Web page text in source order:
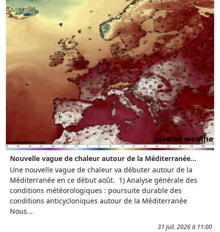
Nouvelle vague de chaleur autour de la Méditerranée...
Une nouvelle vague de chaleur va débuter autour de la
Méditerranée en ce début août. 1) Analyse générale des
conditions météorologiques : poursuite durable des
conditions anticycloniques autour de la Méditerranée
Nous...
31 juil. 2026 à 11:00